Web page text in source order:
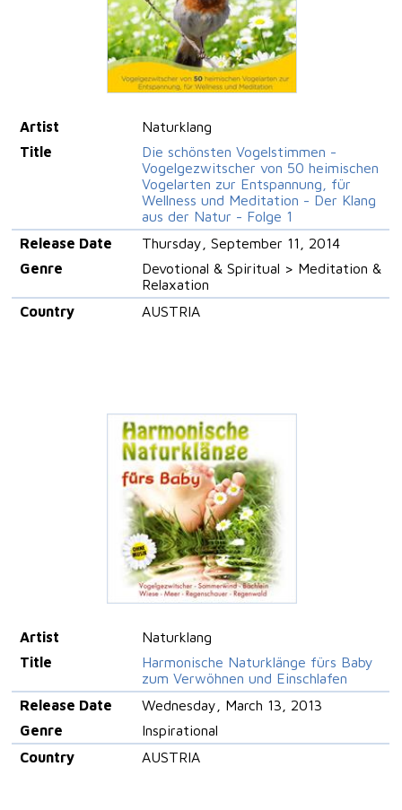
Artist
Naturklang
Title
Die schönsten Vogelstimmen -
Vogelgezwitscher von 50 heimischen
Vogelarten zur Entspannung, für
Wellness und Meditation - Der Klang
aus der Natur - Folge 1
Release Date
Thursday, September 11, 2014
Genre
Devotional & Spiritual > Meditation &
Relaxation
Country
AUSTRIA
Artist
Naturklang
Title
Harmonische Naturklänge fürs Baby
zum Verwöhnen und Einschlafen
Release Date
Wednesday, March 13, 2013
Genre
Inspirational
Country
AUSTRIA